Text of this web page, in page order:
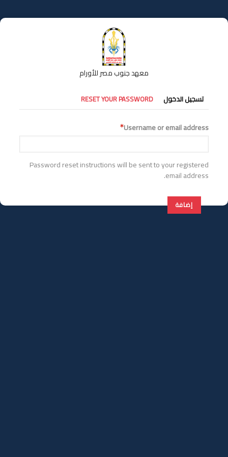
إلى
المحتوى
معهد جنوب مصر للأورام
التبويبات
الأساسية
تسجيل الدخول RESET YOUR PASSWORD
Username or email address
Password reset instructions will be sent to your registered
email address.